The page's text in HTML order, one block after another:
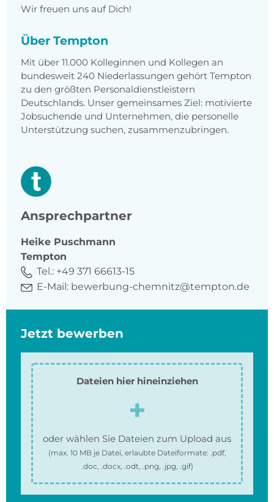
Wir freuen uns auf Dich!
Über Tempton
Mit über 11.000 Kolleginnen und Kollegen an
bundesweit 240 Niederlassungen gehört Tempton
zu den größten Personaldienstleistern
Deutschlands. Unser gemeinsames Ziel: motivierte
Jobsuchende und Unternehmen, die personelle
Unterstützung suchen, zusammenzubringen.
Ansprechpartner
Heike Puschmann
Tempton
Tel.: +49 371 66613-15
E-Mail: bewerbung-chemnitz@tempton.de
Jetzt bewerben
Dateien hier hineinziehen
oder wählen Sie Dateien zum Upload aus
(max. 10 MBje Datei, erlaubte Dateiformate: .pdf,
.doc, .docx, .odt, .png, .jpg, .gif)